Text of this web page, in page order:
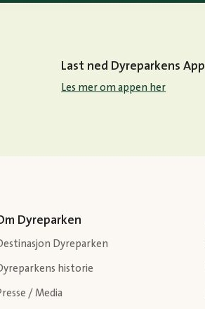
Last ned Dyreparkens App
Les mer om appen her
Dyreparken
Dyreparken
historie
/ Media